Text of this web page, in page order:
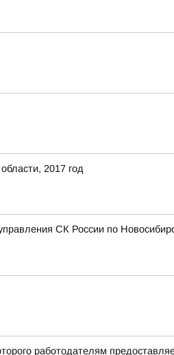
2017 год
СК России по
работодателям